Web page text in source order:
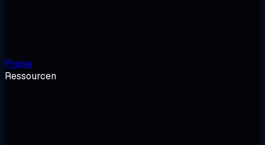
Preise
Ressourcen